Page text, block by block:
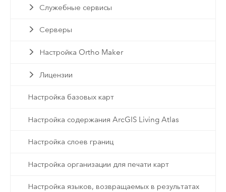
Служебные сервисы
Серверы
Настройка Ortho Maker
Лицензии
Настройка базовых карт
Настройка содержания ArcGIS Living Atlas
Настройка слоев границ
Настройка организации для печати карт
Настройка языков, возвращаемых в результатах